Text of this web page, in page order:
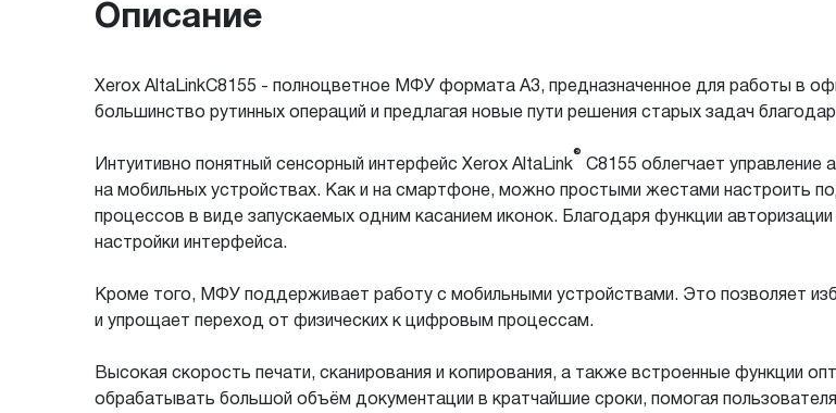
Описание
Xerox AltaLinkC8155 - полноцветное МФУ формата А3, предназначенное для работы в
большинство рутинных операций и предлагая новые пути решения старых задач
Интуитивно понятный сенсорный интерфейс Xerox AltaLink
®
C8155 облегчает управление
на мобильных устройствах. Как и на смартфоне, можно простыми жестами настроить
процессов в виде запускаемых одним касанием иконок. Благодаря функции
настройки интерфейса.
Кроме того, МФУ поддерживает работу с мобильными устройствами. Это позволяет
и упрощает переход от физических к цифровым процессам.
Высокая скорость печати, сканирования и копирования, а также встроенные функции
обрабатывать большой объём документации в кратчайшие сроки, помогая